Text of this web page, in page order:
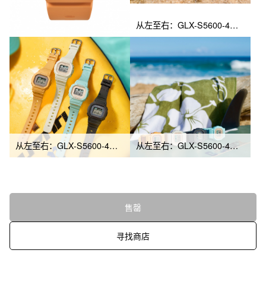
从左至右：GLX-S5600-4、GLX-S5600-3
从左至右：GLX-S5600-4、GLX-S5600-7、GLX-S5600-3、GLX-S5600-1 从左至右：GLX-S5600-4、GLX-S5600-7、GLX-S5600-1、GLX-S5600-3
售罄
寻找商店